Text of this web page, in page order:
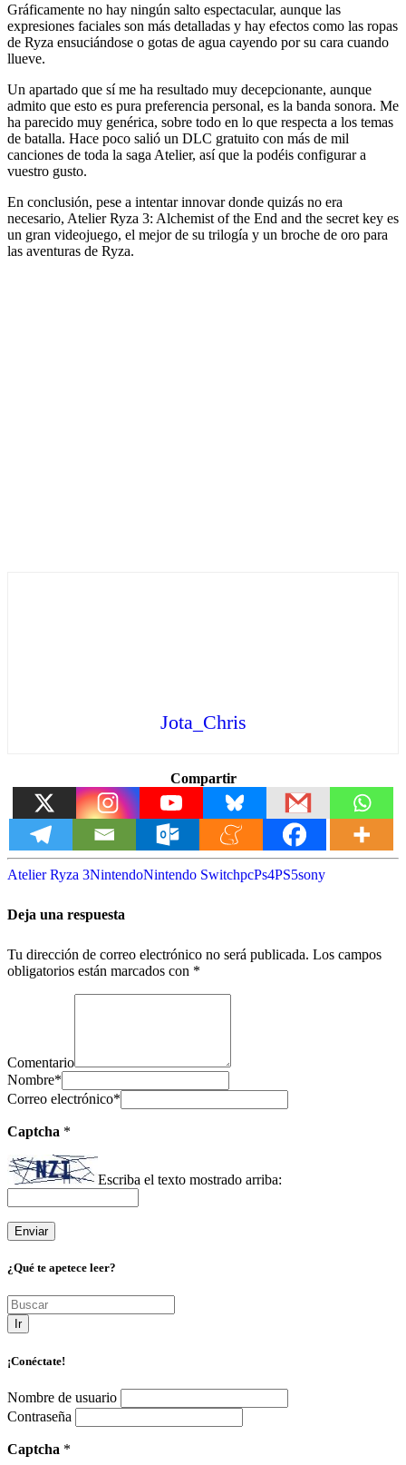
Gráficamente no hay ningún salto espectacular, aunque las
expresiones faciales son más detalladas y hay efectos como las ropas
de Ryza ensuciándose o gotas de agua cayendo por su cara cuando
llueve.
Un apartado que sí me ha resultado muy decepcionante, aunque
admito que esto es pura preferencia personal, es la banda sonora. Me
ha parecido muy genérica, sobre todo en lo que respecta a los temas
de batalla. Hace poco salió un DLC gratuito con más de mil
canciones de toda la saga Atelier, así que la podéis configurar a
vuestro gusto.
En conclusión, pese a intentar innovar donde quizás no era
necesario, Atelier Ryza 3: Alchemist of the End and the secret key es
un gran videojuego, el mejor de su trilogía y un broche de oro para
las aventuras de Ryza.
Jota_Chris
Compartir
Atelier Ryza 3NintendoNintendo SwitchpcPs4PS5sony
Deja una respuesta
Tu dirección de correo electrónico no será publicada. Los campos
obligatorios están marcados con *
Comentario
Nombre*
Correo electrónico*
Captcha *
Escriba el texto mostrado arriba:
¿Qué te apetece leer?
Ir
¡Conéctate!
Nombre de usuario
Contraseña
Captcha *